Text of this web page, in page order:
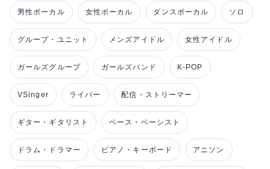
男性ボーカル 女性ボーカル ダンスボーカル ソロ
グループ・ユニット メンズアイドル 女性アイドル
ガールズグループ ガールズバンド K-POP
VSinger ライバー 配信・ストリーマー
ギター・ギタリスト ベース・ベーシスト
ドラム・ドラマー ピアノ・キーボード アニソン